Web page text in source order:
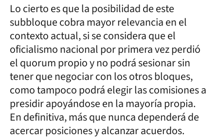
Lo cierto es que la posibilidad de este
subbloque cobra mayor relevancia en el
contexto actual, si se considera que el
oficialismo nacional por primera vez perdió
el quorum propio y no podrá sesionar sin
tener que negociar con los otros bloques,
como tampoco podrá elegir las comisiones a
presidir apoyándose en la mayoría propia.
En definitiva, más que nunca dependerá de
acercar posiciones y alcanzar acuerdos.